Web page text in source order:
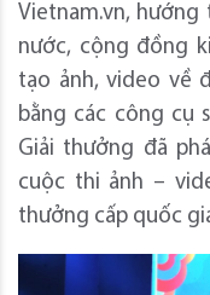
Vietnam.vn,
nước, cộng đồng
tạo ảnh, video về
bằng các công cụ
Giải thưởng đã
cuộc thi ảnh –
thưởng cấp quốc